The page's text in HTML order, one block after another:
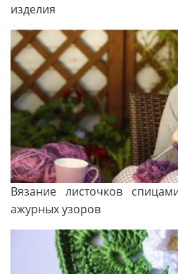
изделия
Вязание листочков
ажурных узоров